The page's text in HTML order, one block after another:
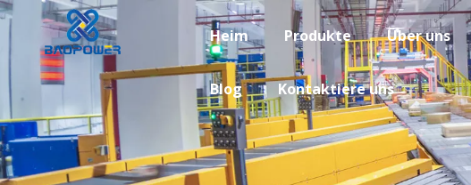
Heim Produkte Über uns
Blog Kontaktiere uns